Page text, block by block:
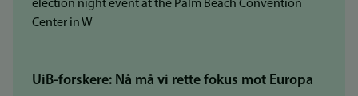
UiB-forskere: Nå må vi rette fokus mot Europa